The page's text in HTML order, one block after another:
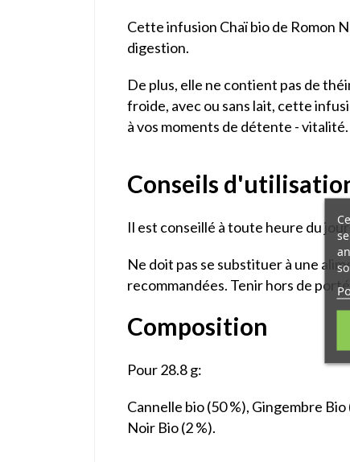
Cette infusion Chaï bio de Romon
digestion.
De plus, elle ne contient pas de
froide, avec ou sans lait, cette
à vos moments de détente - vitalité.
Conseils
Il est conseillé à toute heure du
Ne doit pas se substituer à une
recommandées. Tenir hors de
Composition
Pour 28.8 g:
Cannelle bio (50 %), Gingembre
Noir Bio (2 %).